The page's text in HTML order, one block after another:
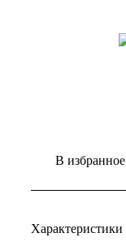
В избранное
Характеристики